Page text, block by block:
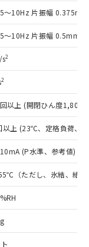
～10Hz 片振幅
～10Hz 片振幅 0.5mm (
s2
2
以上 (開閉ひん度1,800
以上 (23℃、定格負荷、
(P水準、参考値) (
（ただし、氷結、結露
販売員に
社販売拠
」をご確認
当社の
たは開
作成サー
、I-Web
る必要が
当社にご
て、当社
当社の製
の取
"個人情報
器に対する
を超える意
、予定
するこ
証明書
てが基
有害物
へお問
。
ミサイ
はその他
等に一切
販売する
容を当
係者が違
合は、取
ンセル
庫あり
につ
先、ま
制御
ご確
状況の
種